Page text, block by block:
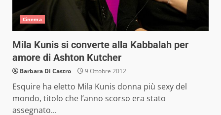
Cinema
Mila Kunis si converte alla Kabbalah per
amore di Ashton Kutcher
Barbara Di Castro 9 Ottobre 2012
Esquire ha eletto Mila Kunis donna più sexy del
mondo, titolo che l’anno scorso era stato
assegnato...